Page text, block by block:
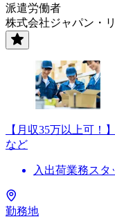
派遣労働者
株式会社ジャパン・
【月収35万以上可
など
入出荷業務スタ
勤務地